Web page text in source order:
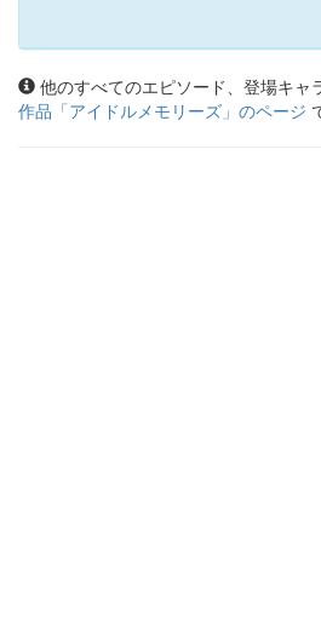
他のすべてのエピソード、登場キャ
作品「アイドルメモリーズ 」のページ